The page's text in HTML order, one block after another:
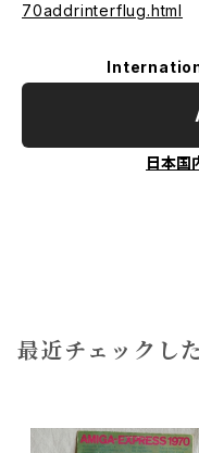
70addrinterflug.html
日本国
最近チェックし